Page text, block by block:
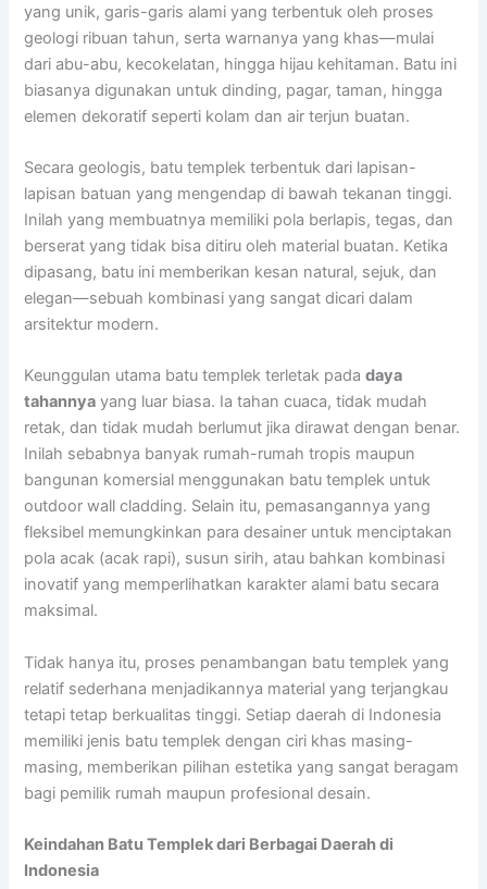
yang unik, garis-garis alami yang terbentuk oleh proses
geologi ribuan tahun, serta warnanya yang khas—mulai
dari abu-abu, kecokelatan, hingga hijau kehitaman. Batu ini
biasanya digunakan untuk dinding, pagar, taman, hingga
elemen dekoratif seperti kolam dan air terjun buatan.
Secara geologis, batu templek terbentuk dari lapisan-
lapisan batuan yang mengendap di bawah tekanan tinggi.
Inilah yang membuatnya memiliki pola berlapis, tegas, dan
berserat yang tidak bisa ditiru oleh material buatan. Ketika
dipasang, batu ini memberikan kesan natural, sejuk, dan
elegan—sebuah kombinasi yang sangat dicari dalam
arsitektur modern.
Keunggulan utama batu templek terletak padadaya
tahannya yang luar biasa. Ia tahan cuaca, tidak mudah
retak, dan tidak mudah berlumut jika dirawat dengan benar.
Inilah sebabnya banyak rumah-rumah tropis maupun
bangunan komersial menggunakan batu templek untuk
outdoor wall cladding. Selain itu, pemasangannya yang
fleksibel memungkinkan para desainer untuk menciptakan
pola acak (acak rapi), susun sirih, atau bahkan kombinasi
inovatif yang memperlihatkan karakter alami batu secara
maksimal.
Tidak hanya itu, proses penambangan batu templek yang
relatif sederhana menjadikannya material yang terjangkau
tetapi tetap berkualitas tinggi. Setiap daerah di Indonesia
memiliki jenis batu templek dengan ciri khas masing-
masing, memberikan pilihan estetika yang sangat beragam
bagi pemilik rumah maupun profesional desain.
Keindahan Batu Templek dari Berbagai Daerah di
Indonesia